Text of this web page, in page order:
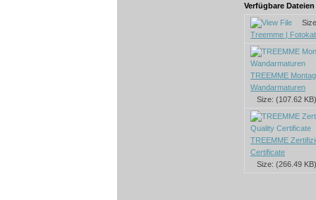
Verfügbare
Treemme |
TREEMME
Wandarmaturen
Size: (107.62 KB)
TREEMME
Certificate
Size: (266.49 KB)